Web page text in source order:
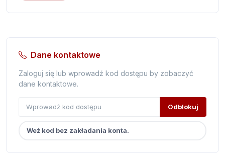
Dane kontaktowe
Zaloguj się lub wprowadź kod dostępu by zobaczyć
dane kontaktowe.
Odblokuj
Weź kod bez zakładania konta.